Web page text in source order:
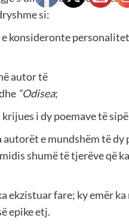
si:
e konsideronte personalitet
autor të
“Odisea;
i dy poemavetë
autorët e mundshëm të dy
shumë të tjerëve që
ekzistuar fare; ky emër
epike etj.